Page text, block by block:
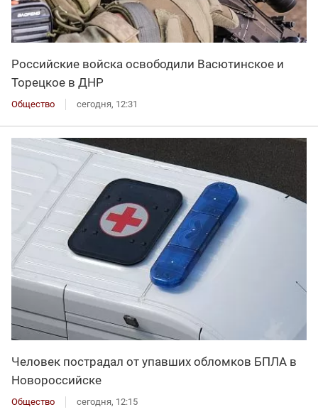
Российские войска освободили Васютинское и
Торецкое в ДНР
Общество сегодня, 12:31
Человек пострадал от упавших обломков БПЛА в
Новороссийске
Общество сегодня, 12:15